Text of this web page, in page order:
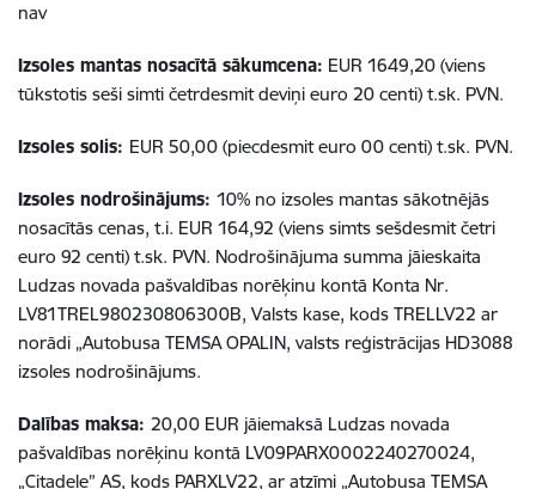
nav
Izsoles mantas nosacītā sākumcena: EUR 1649,20 (viens
tūkstotis seši simti četrdesmit deviņi euro 20 centi) t.sk. PVN.
Izsoles solis: EUR 50,00 (piecdesmit euro 00 centi) t.sk. PVN.
Izsoles nodrošinājums: 10% no izsoles mantas sākotnējās
nosacītās cenas, t.i. EUR 164,92 (viens simts sešdesmit četri
euro 92 centi) t.sk. PVN. Nodrošinājuma summa jāieskaita
Ludzas novada pašvaldības norēķinu kontā Konta Nr.
LV81TREL980230806300B, Valsts kase, kods TRELLV22 ar
norādi „Autobusa TEMSA OPALIN, valsts reģistrācijas HD3088
izsoles nodrošinājums.
Dalības maksa: 20,00 EUR jāiemaksā Ludzas novada
pašvaldības norēķinu kontā LV09PARX0002240270024,
„Citadele” AS, kods PARXLV22, ar atzīmi „Autobusa TEMSA